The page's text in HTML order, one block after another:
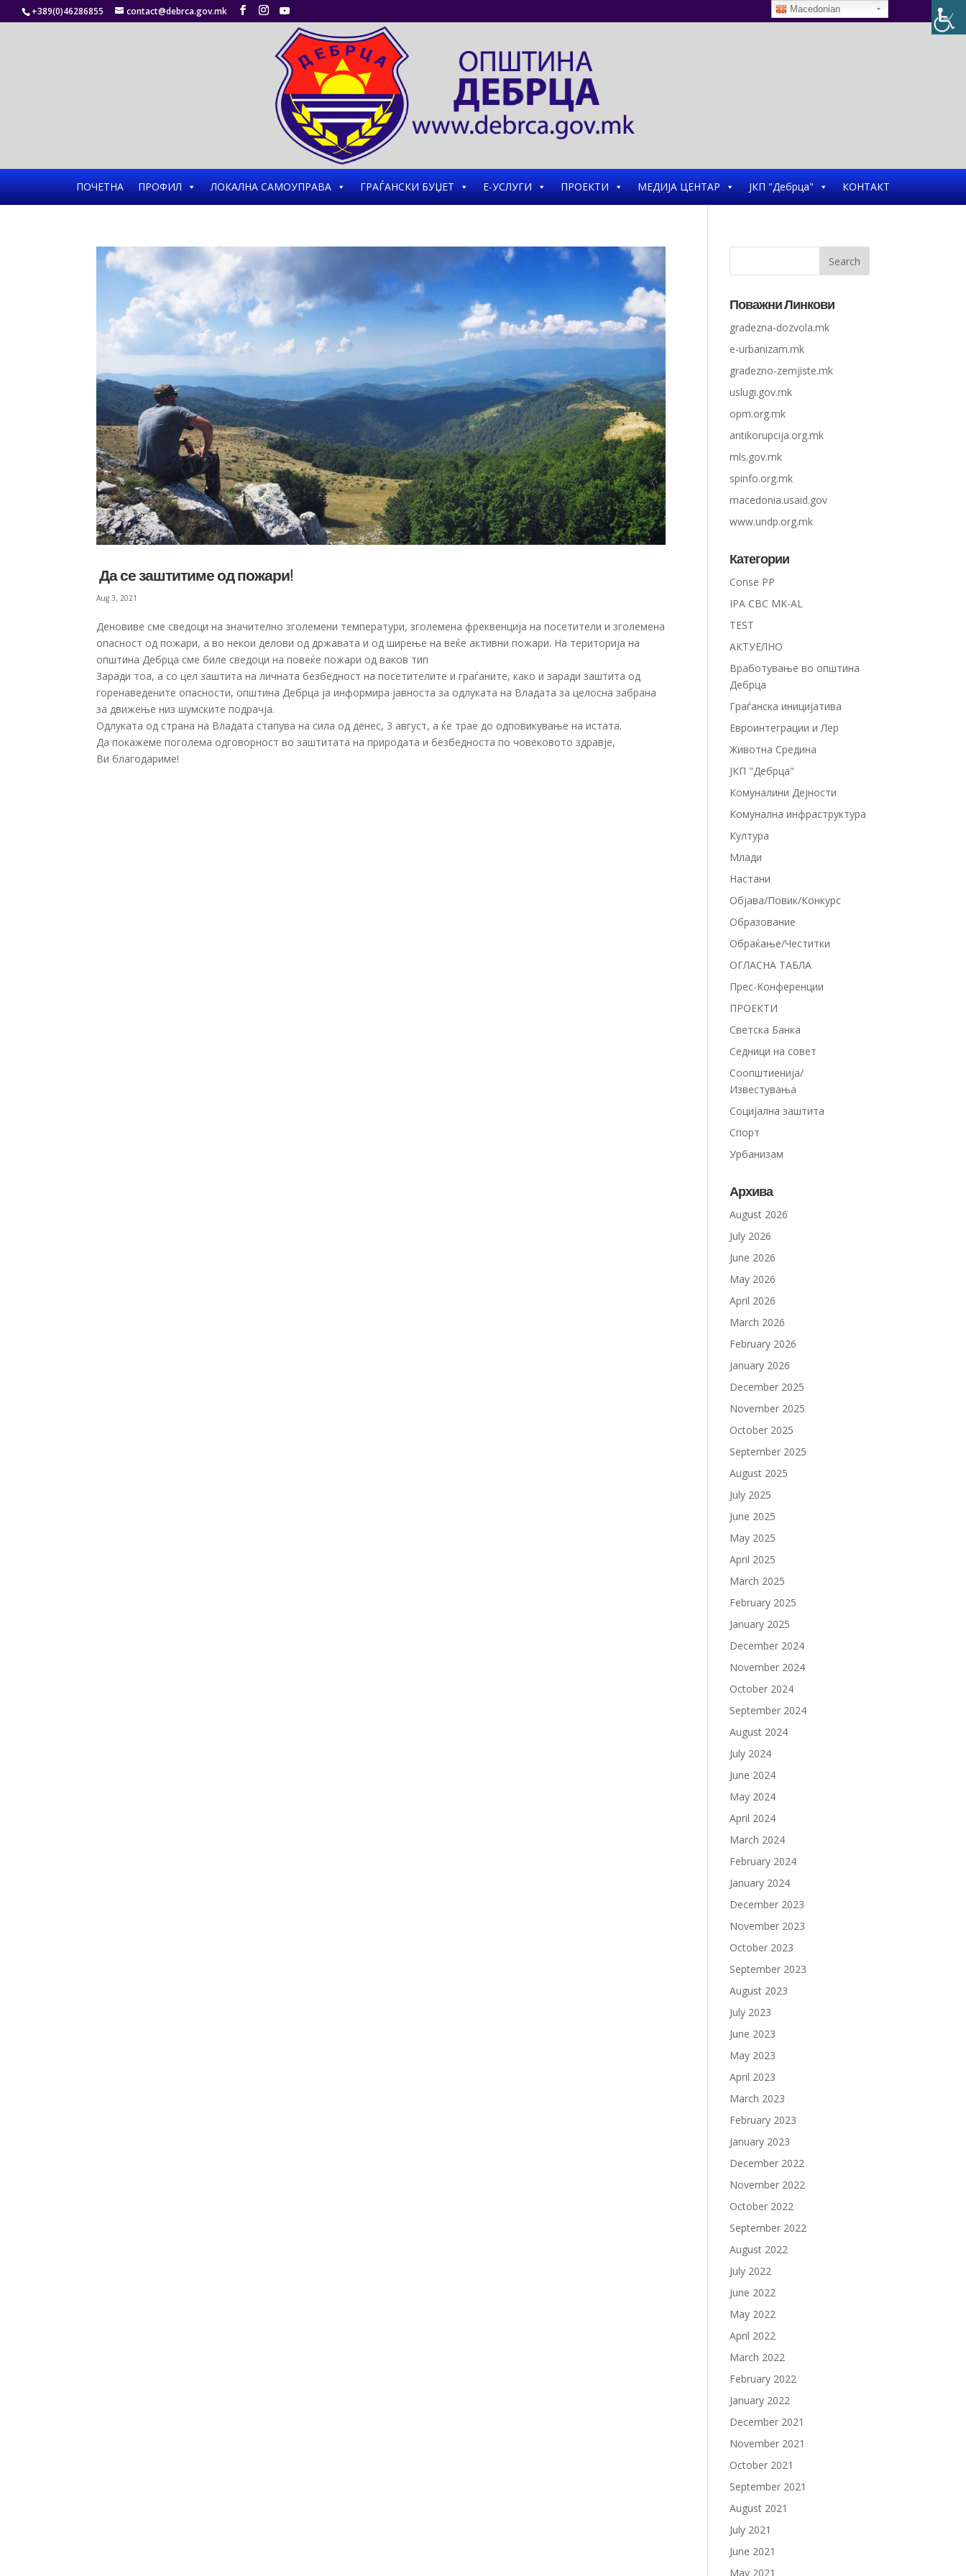
+389(0)46286855 contact@debrca.gov.mk
ПОЧЕТНА ПРОФИЛ ЛОКАЛНА САМОУПРАВА ГРАЃАНСКИ БУЏЕТ Е-УСЛУГИ ПРОЕКТИ МЕДИЈА ЦЕНТАР ЈКП "Дебрца" КОНТАКТ
Да се заштитиме од пожари!
Aug 3, 2021
Деновиве сме сведоци на значително зголемени температури, зголемена фреквенција на посетители и зголемена
опасност од пожари, а во некои делови од државата и од ширење на веќе активни пожари. На територија на
општина Дебрца сме биле сведоци на повеќе пожари од ваков тип
Заради тоа, а со цел заштита на личната безбедност на посетителите и граѓаните, како и заради заштита од
горенаведените опасности, општина Дебрца ја информира јавноста за одлуката на Владата за целосна забрана
за движење низ шумските подрачја.
Одлуката од страна на Владата стапува на сила од денес, 3 август, а ќе трае до одповикување на истата.
Да покажеме поголема одговорност во заштитата на природата и безбедноста по човековото здравје,
Ви благодариме!
Поважни Линкови
gradezna-dozvola.mk
e-urbanizam.mk
gradezno-zemjiste.mk
uslugi.gov.mk
opm.org.mk
antikorupcija.org.mk
mls.gov.mk
spinfo.org.mk
macedonia.usaid.gov
www.undp.org.mk
Категории
Conse PP
IPA CBC MK-AL
TEST
АКТУЕЛНО
Вработување во општина
Дебрца
Граѓанска иницијатива
Евроинтеграции и Лер
Животна Средина
ЈКП "Дебрца"
Комуналини Дејности
Комунална инфраструктура
Култура
Млади
Настани
Објава/Повик/Конкурс
Образование
Обраќање/Честитки
ОГЛАСНА ТАБЛА
Прес-Конференции
ПРОЕКТИ
Светска Банка
Седници на совет
Соопштиенија/
Известувања
Социјална заштита
Спорт
Урбанизам
Архива
August 2026
July 2026
June 2026
May 2026
April 2026
March 2026
February 2026
January 2026
December 2025
November 2025
October 2025
September 2025
August 2025
July 2025
June 2025
May 2025
April 2025
March 2025
February 2025
January 2025
December 2024
November 2024
October 2024
September 2024
August 2024
July 2024
June 2024
May 2024
April 2024
March 2024
February 2024
January 2024
December 2023
November 2023
October 2023
September 2023
August 2023
July 2023
June 2023
May 2023
April 2023
March 2023
February 2023
January 2023
December 2022
November 2022
October 2022
September 2022
August 2022
July 2022
June 2022
May 2022
April 2022
March 2022
February 2022
January 2022
December 2021
November 2021
October 2021
September 2021
August 2021
July 2021
June 2021
May 2021
Macedonian